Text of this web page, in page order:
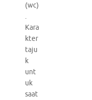
(wc)
.
Kara
kter
taju
k
unt
uk
saat